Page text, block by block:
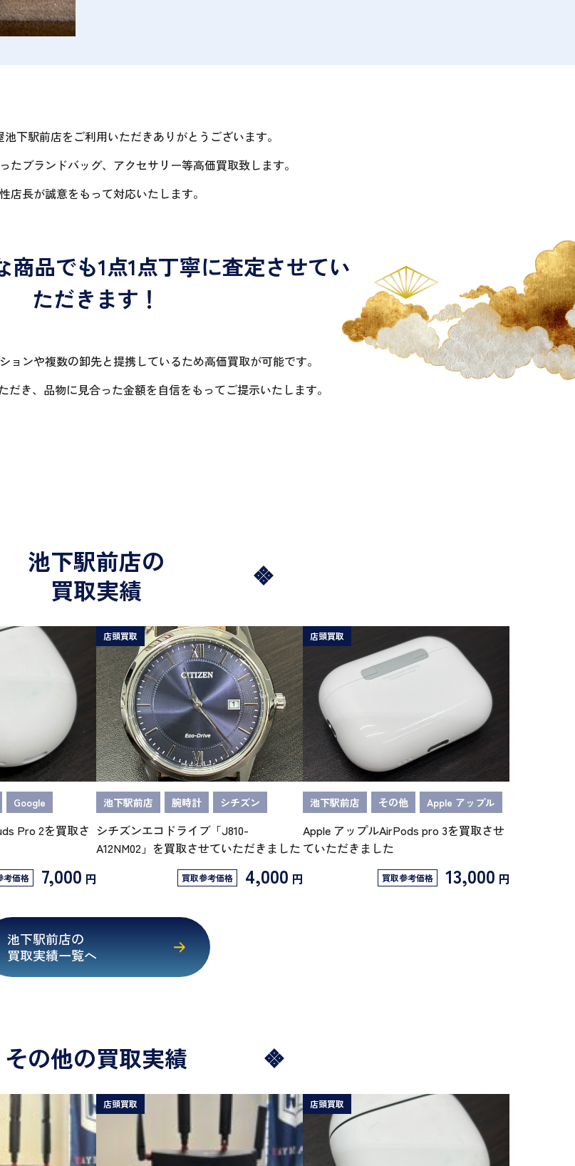
下駅前店をご利用いただきありがとうございます。
たブランドバッグ、アクセサリー等高価買取致します。
店長が誠意をもって対応いたします。
商品でも1点1点丁寧に査定させてい
ただきます！
ョンや複数の卸先と提携しているため高価買取が可能です。
だき、品物に見合った金額を自信をもってご提示いたします。
池下駅前店の
買取実績
Google
Pro 2を買取さ
考価格 7,000 円
店頭買取
池下駅前店 腕時計 シチズン
シチズンエコドライブ「J810-
A12NM02」を買取させていただきました
買取参考価格 4,000 円
店頭買取
池下駅前店 その他 Apple アップル
Apple アップルAirPods pro 3を買取させ
ていただきました
買取参考価格 13,000 円
池下駅前店の
買取実績一覧へ
その他の買取実績
店頭買取 店頭買取